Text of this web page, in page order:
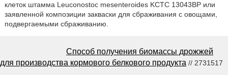
клеток штамма Leuconostoc mesenteroides KCTC 13043BP или
заявленной композиции закваски для сбраживания с овощами,
подвергаемыми сбраживанию.
Способ получения биомассы дрожжей
для производства кормового белкового продукта // 2731517